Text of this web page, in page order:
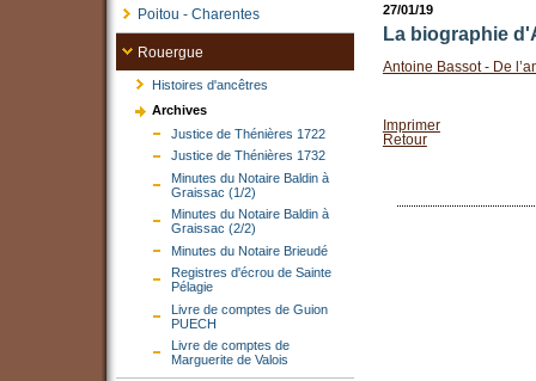
Poitou - Charentes
Rouergue
Histoires d'ancêtres
Archives
Justice de Thénières 1722
Justice de Thénières 1732
Minutes du Notaire Baldin à
Graissac (1/2)
Minutes du Notaire Baldin à
Graissac (2/2)
Minutes du Notaire Brieudé
Registres d'écrou de Sainte
Pélagie
Livre de comptes de Guion
PUECH
Livre de comptes de
Marguerite de Valois
27/01/19
La biographie
Antoine Bassot - De
Imprimer
Retour